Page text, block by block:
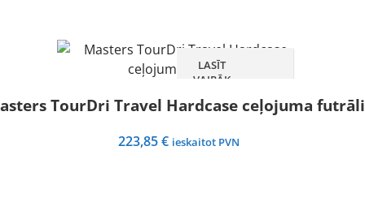
LASĪT
VAIRĀK
TourDri Travel Hardcase ceļojuma
223,85€ ieskaitot PVN